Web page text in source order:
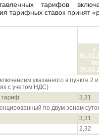
тарифных ставок принят
с
по
указанного в пункте 2
с учетом НДС)
тариф
3,31
по двум зонам
3,31
2,32